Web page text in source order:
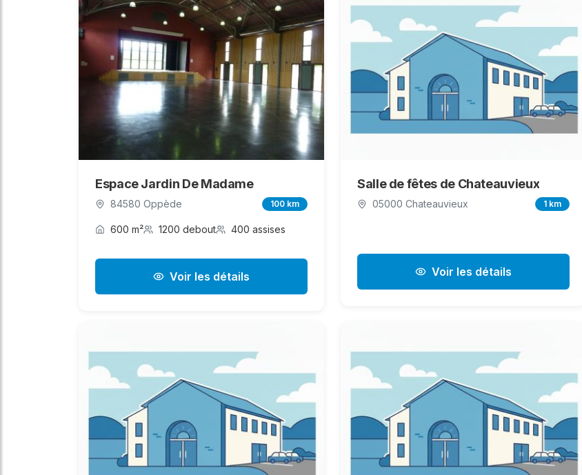
Espace Jardin De Madame
84580 Oppède 100 km
600 m² 1200 debout 400 assises
Voir les détails
Salle de fêtes de Chateauvieux
05000 Chateauvieux 1 km
Voir les détails